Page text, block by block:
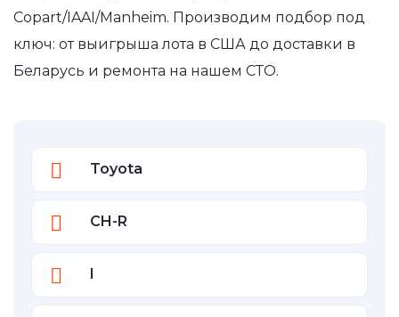
Copart/IAAI/Manheim. Производим подбор под
ключ: от выигрыша лота в США до доставки в
Беларусь и ремонта на нашем СТО.
Toyota
CH-R
I